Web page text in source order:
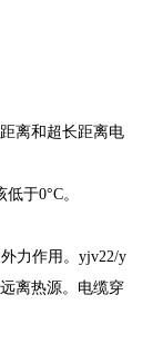
离和超长距离电
于0°C。
力作用。yjv22/y
离热源。电缆穿